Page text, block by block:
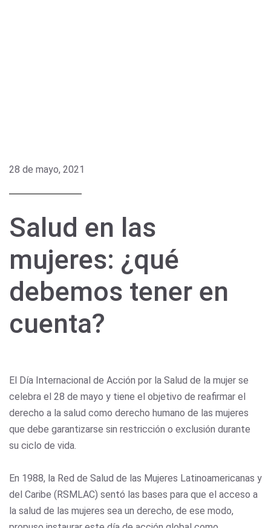
28 de mayo, 2021
Salud en las
mujeres: ¿qué
debemos tener en
cuenta?
El Día Internacional de Acción por la Salud de la mujer se
celebra el 28 de mayo y tiene el objetivo de reafirmar el
derecho a la salud como derecho humano de las mujeres
que debe garantizarse sin restricción o exclusión durante
su ciclo de vida.
En 1988, la Red de Salud de las Mujeres Latinoamericanas y
del Caribe (RSMLAC) sentó las bases para que el acceso a
la salud de las mujeres sea un derecho, de ese modo,